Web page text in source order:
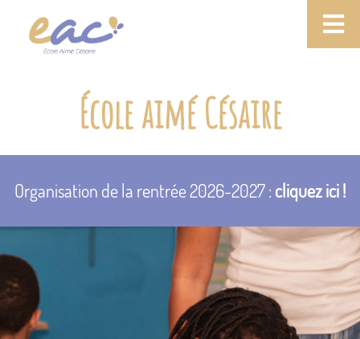
École aimé Césaire
Organisation de la rentrée 2026-2027 : cliquez ici !